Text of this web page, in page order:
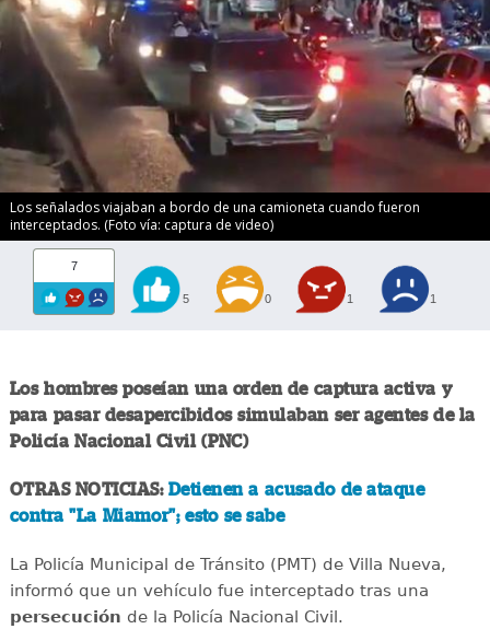
Los señalados viajaban a bordo de una camioneta cuando fueron
interceptados. (Foto vía: captura de video)
7
5 0 1 1
Los hombres poseían una orden de captura activa y
para pasar desapercibidos simulaban ser agentes de la
Policía Nacional Civil (PNC)
OTRAS NOTICIAS: Detienen a acusado de ataque
contra "La Miamor"; esto se sabe
La Policía Municipal de Tránsito (PMT) de Villa Nueva,
informó que un vehículo fue interceptado tras una
persecución de la Policía Nacional Civil.